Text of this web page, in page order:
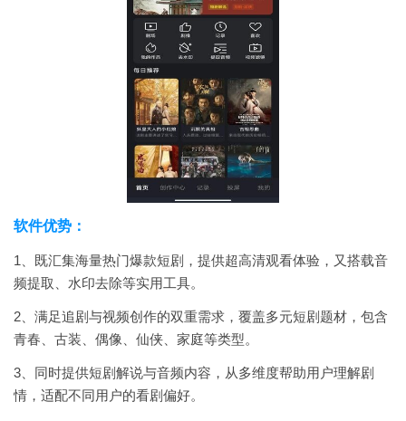
软件优势：
1、既汇集海量热门爆款短剧，提供超高清观看体验，又搭载音
频提取、水印去除等实用工具。
2、满足追剧与视频创作的双重需求，覆盖多元短剧题材，包含
青春、古装、偶像、仙侠、家庭等类型。
3、同时提供短剧解说与音频内容，从多维度帮助用户理解剧
情，适配不同用户的看剧偏好。